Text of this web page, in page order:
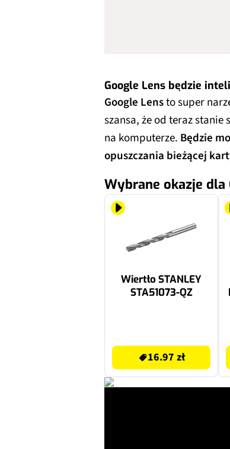
Google Lens będzie
Google Lensto super
szansa, że od teraz
na komputerze. Będzie
opuszczania bieżącej
Wybrane okazje dla
Wiertło STANLEY
STA51073-QZ
16.97 zł